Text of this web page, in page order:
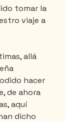
tomar la
viaje a
allá
hacer
de ahora
aquí
dicho